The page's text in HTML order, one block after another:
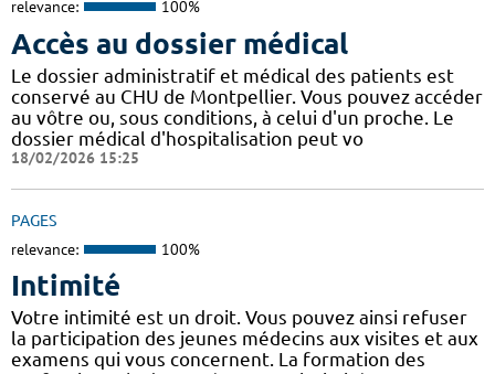
relevance: 100%
Accès au dossier médical
Le dossier administratif et médical des patients est
conservé au CHU de Montpellier. Vous pouvez accéder
au vôtre ou, sous conditions, à celui d'un proche. Le
dossier médical d'hospitalisation peut vo
18/02/2026 15:25
PAGES
relevance: 100%
Intimité
Votre intimité est un droit. Vous pouvez ainsi refuser
la participation des jeunes médecins aux visites et aux
examens qui vous concernent. La formation des